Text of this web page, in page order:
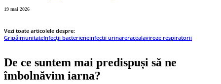
19 mai 2026
Vezi toate articolele despre:
GripăimunitateInfecții bacterieneinfectii urinareracealaviroze respiratorii
De ce suntem mai predispuși să ne
îmbolnăvim iarna?